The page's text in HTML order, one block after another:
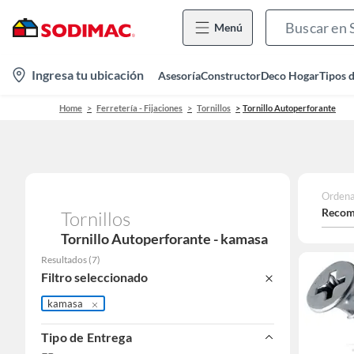
Menú
location-
icon
Ingresa tu ubicación AsesoríaConstructorDeco HogarTipos
Home Ferretería - Fijaciones Tornillos Tornillo Autoperforante
Tornillos
Tornillo Autoperforante - kamasa
Resultados (7)
Filtro seleccionado
kamasa
Tipo de Entrega